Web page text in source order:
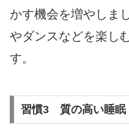
かす機会を増やしま
やダンスなどを楽し
す。
習慣3 質の高い睡眠